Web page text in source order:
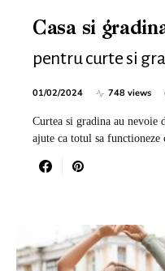
Casa si
pentru curte si
01/02/2024 748 views
Curtea si gradina au nevoie
ajute ca totul sa